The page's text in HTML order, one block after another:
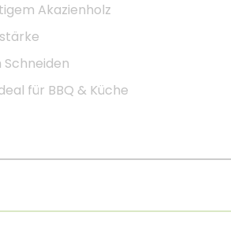
Akazienholz
für BBQ & Küche